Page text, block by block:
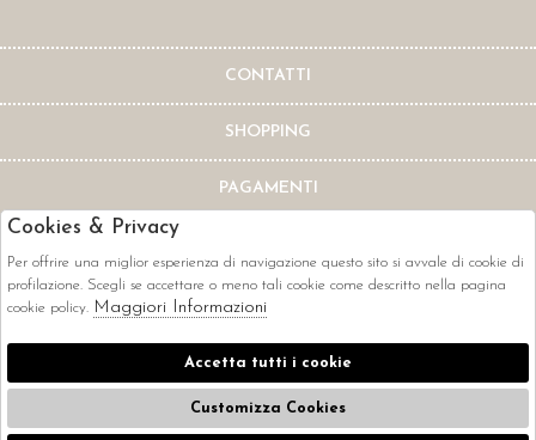
CONTATTI
SHOPPING
PAGAMENTI
CORRIERI
Cookies & Privacy
Per offrire una miglior esperienza di navigazione questo sito si avvale di cookie di
profilazione. Scegli se accettare o meno tali cookie come descritto nella pagina
cookie policy. Maggiori Informazioni
Accetta tutti i cookie
Customizza Cookies